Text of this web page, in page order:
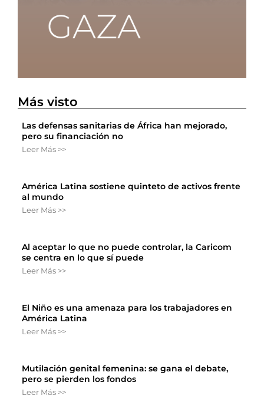
Más visto
Las defensas sanitarias de África han mejorado,
pero su financiación no
Leer Más >>
América Latina sostiene quinteto de activos frente
al mundo
Leer Más >>
Al aceptar lo que no puede controlar, la Caricom
se centra en lo que sí puede
Leer Más >>
El Niño es una amenaza para los trabajadores en
América Latina
Leer Más >>
Mutilación genital femenina: se gana el debate,
pero se pierden los fondos
Leer Más >>